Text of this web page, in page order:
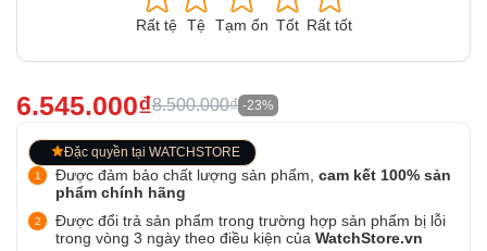
Rất tệ Tệ Tạm ổn Tốt Rất tốt
6.545.000₫8.500.000₫ -23%
Đặc quyền tại WATCHSTORE
Được đảm bảo chất lượng sản phẩm, cam kết 100% sản
phẩm chính hãng
Được đổi trả sản phẩm trong trường hợp sản phẩm bị lỗi
trong vòng 3 ngày theo điều kiện của WatchStore.vn